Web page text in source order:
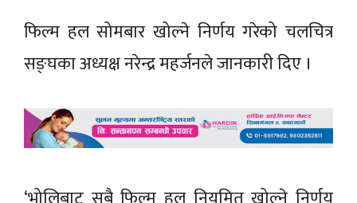
फिल्म हल सोमबार खोल्ने निर्णय गरेको चलचित्र
सङ्घका अध्यक्ष नरेन्द्र महर्जनले जानकारी दिए ।